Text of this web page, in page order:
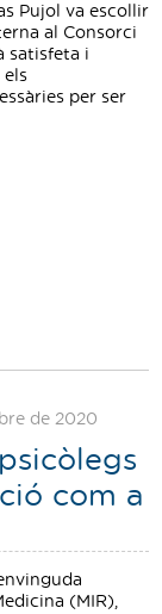
Pujol va escollir
al Consorci
satisfeta i
els
per ser
de 2020
com a
(MIR),